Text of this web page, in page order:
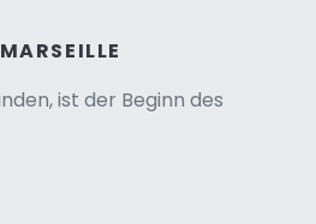
ist der Beginn des